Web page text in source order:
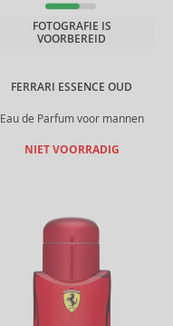
FERRARI ESSENCE OUD
Eau de Parfum voor mannen
FOTOGRAFIE IS
VOORBEREID
NIET VOORRADIG